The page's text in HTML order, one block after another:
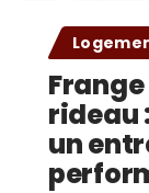
rideau
un